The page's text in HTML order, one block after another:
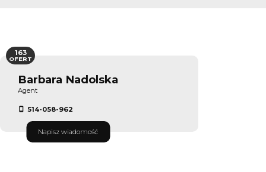
Barbara Nadolska
Agent
514-058-962
Napisz wiadomość
163
OFERT